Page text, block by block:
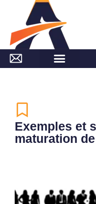
Exemples et
maturation